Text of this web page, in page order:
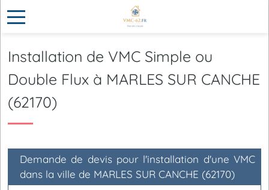
Installation de VMC Simple ou
Double Flux à MARLES SUR CANCHE
(62170)
Demande de devis pour l'installation d'une VMC
dans la ville de MARLES SUR CANCHE (62170)